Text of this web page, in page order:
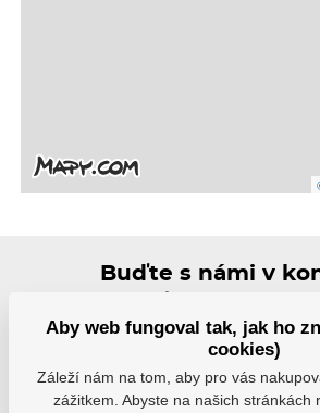
Buďte s námi v
nejvhodnější řešení.
Aby web fungoval tak, jak ho
cookies)
Záleží nám na tom, aby pro vás
zážitkem. Abyste na našich stránkách